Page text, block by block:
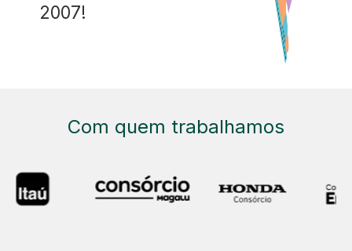
2007!
Com quem trabalhamos